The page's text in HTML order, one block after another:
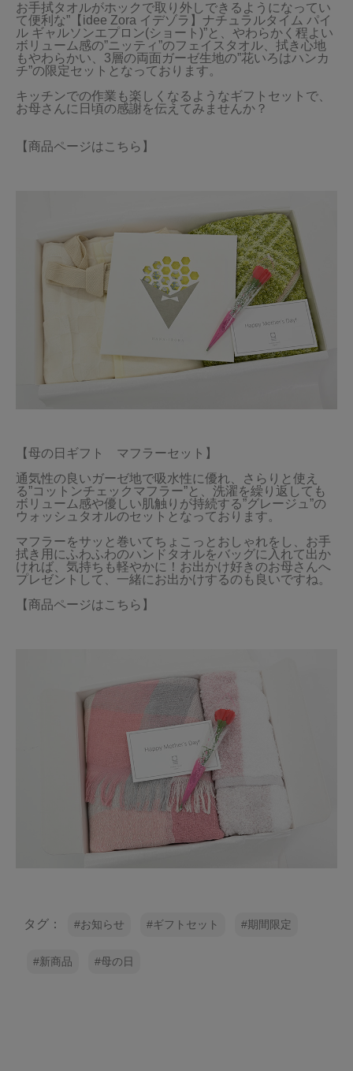
お手拭タオルがホックで取り外しできるようになってい
て便利な”【idee Zora イデゾラ】ナチュラルタイム パイ
ル ギャルソンエプロン(ショート)”と、やわらかく程よい
ボリューム感の”ニッティ”のフェイスタオル、拭き心地
もやわらかい、3層の両面ガーゼ生地の”花いろはハンカ
チ”の限定セットとなっております。
キッチンでの作業も楽しくなるようなギフトセットで、
お母さんに日頃の感謝を伝えてみませんか？
【商品ページはこちら】
【母の日ギフト　マフラーセット】
通気性の良いガーゼ地で吸水性に優れ、さらりと使え
る”コットンチェックマフラー”と、洗濯を繰り返しても
ボリューム感や優しい肌触りが持続する”グレージュ”の
ウォッシュタオルのセットとなっております。
マフラーをサッと巻いてちょこっとおしゃれをし、お手
拭き用にふわふわのハンドタオルをバッグに入れて出か
ければ、気持ちも軽やかに！お出かけ好きのお母さんへ
プレゼントして、一緒にお出かけするのも良いですね。
【商品ページはこちら】
タグ： お知らせ ギフトセット 期間限定
新商品 母の日